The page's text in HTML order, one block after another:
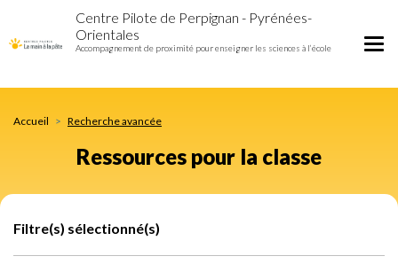
lacontenu
Centre Pilote de Perpignan - Pyrénées-
Orientales
Accompagnement de proximité pour enseigner les sciences à l’école
Accueil Recherche avancée
Ressources pour la classe
Filtre(s) sélectionné(s)